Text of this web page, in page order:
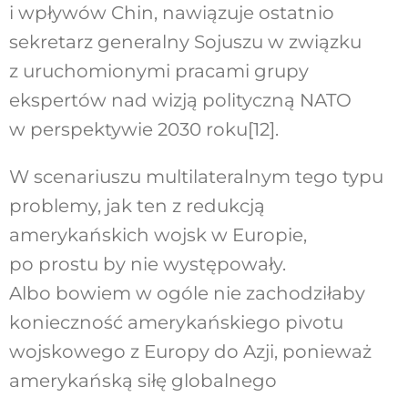
i wpływów Chin, nawiązuje ostatnio
sekretarz generalny Sojuszu w związku
z uruchomionymi pracami grupy
ekspertów nad wizją polityczną NATO
w perspektywie 2030 roku[12].
W scenariuszu multilateralnym tego typu
problemy, jak ten z redukcją
amerykańskich wojsk w Europie,
po prostu by nie występowały.
Albo bowiem w ogóle nie zachodziłaby
konieczność amerykańskiego pivotu
wojskowego z Europy do Azji, ponieważ
amerykańską siłę globalnego